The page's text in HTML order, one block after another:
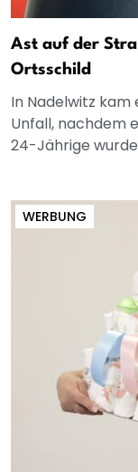
Ast auf der
Ortsschild
In Nadelwitz
Unfall, nachdem
24-Jährige
WERBUNG